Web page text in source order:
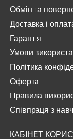
Обмін та
Доставка і
Гарантія
Умови
Політика
Оферта
Правила
Співпраця з
КАБІНЕТ